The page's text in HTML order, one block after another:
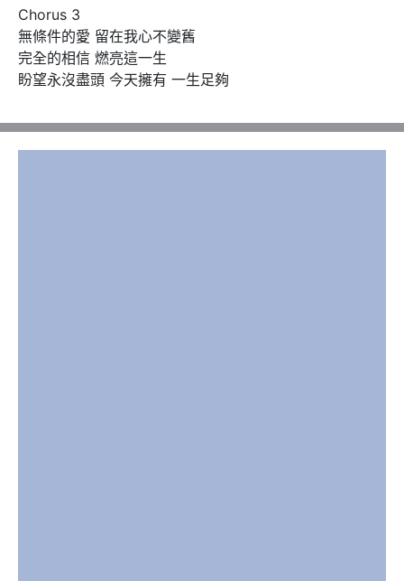
Chorus 3
無條件的愛 留在我心不變舊
完全的相信 燃亮這一生
盼望永沒盡頭 今天擁有 一生足夠